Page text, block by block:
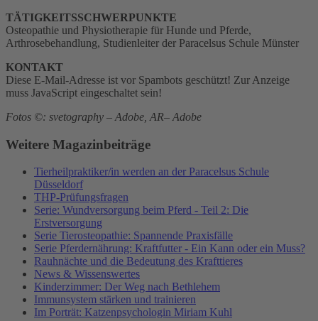
TÄTIGKEITSSCHWERPUNKTE
Osteopathie und Physiotherapie für Hunde und Pferde,
Arthrosebehandlung, Studienleiter der Paracelsus Schule Münster
KONTAKT
Diese E-Mail-Adresse ist vor Spambots geschützt! Zur Anzeige
muss JavaScript eingeschaltet sein!
Fotos ©: svetography – Adobe, AR– Adobe
Weitere Magazinbeiträge
Tierheilpraktiker/in werden an der Paracelsus Schule
Düsseldorf
THP-Prüfungsfragen
Serie: Wundversorgung beim Pferd - Teil 2: Die
Erstversorgung
Serie Tierosteopathie: Spannende Praxisfälle
Serie Pferdernährung: Kraftfutter - Ein Kann oder ein Muss?
Rauhnächte und die Bedeutung des Krafttieres
News & Wissenswertes
Kinderzimmer: Der Weg nach Bethlehem
Immunsystem stärken und trainieren
Im Porträt: Katzenpsychologin Miriam Kuhl